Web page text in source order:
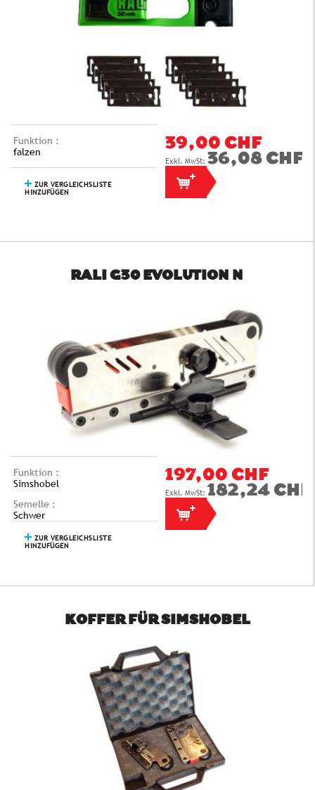
Funktion :
falzen
ZUR VERGLEICHSLISTE
HINZUFÜGEN
39,00 CHF
36,08 CHF
RALI G30 EVOLUTION N
Funktion :
Simshobel
Semelle :
Schwer
ZUR VERGLEICHSLISTE
HINZUFÜGEN
197,00 CHF
182,24 CHF
KOFFER FÜR SIMSHOBEL